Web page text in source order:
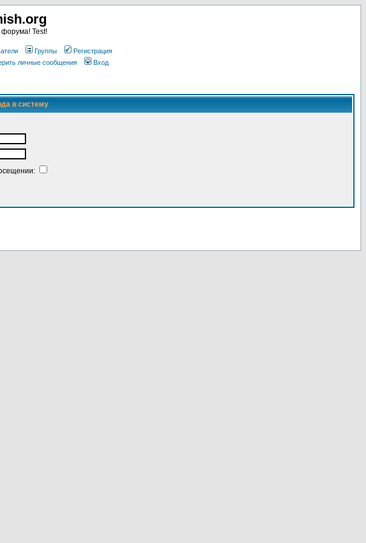
Test!
Группы
Регистрация
личные сообщения Вход
в систему